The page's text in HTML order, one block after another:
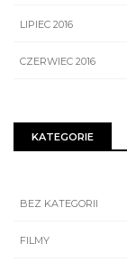
LIPIEC 2016
CZERWIEC 2016
KATEGORIE
BEZ KATEGORII
FILMY